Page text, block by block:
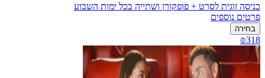
כניסה זוגית לסרט + פופקורן ושתייה בכל ימות השבוע
פרטים נוספים
בחירה
₪318